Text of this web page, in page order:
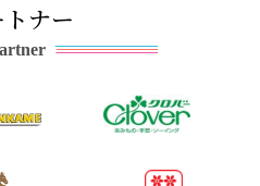
しゅう通信講座の場合1ヶ
ヶ月を教材のお届けや配信
ナー